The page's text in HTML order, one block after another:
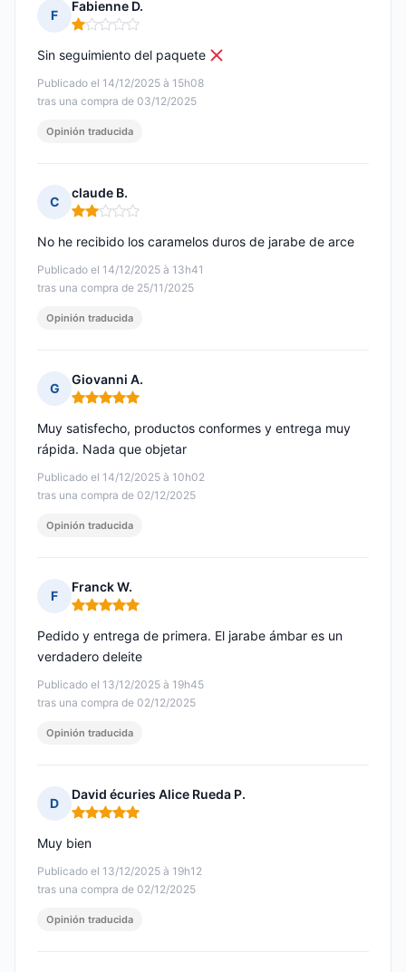
F
Fabienne D.
Nota: 1 de 5
Publicado el 14/12/2025 à 15h08
tras una compra de 03/12/2025
Sin seguimiento del paquete
Opinión traducida
C
claude B.
Nota: 2 de 5
Publicado el 14/12/2025 à 13h41
tras una compra de 25/11/2025
No he recibido los caramelos duros de jarabe de arce
Opinión traducida
G
Giovanni A.
Nota: 5 de 5
Publicado el 14/12/2025 à 10h02
tras una compra de 02/12/2025
Muy satisfecho, productos conformes y entrega muy
rápida. Nada que objetar
Opinión traducida
F
Franck W.
Nota: 5 de 5
Publicado el 13/12/2025 à 19h45
tras una compra de 02/12/2025
Pedido y entrega de primera. El jarabe ámbar es un
verdadero deleite
Opinión traducida
D
David écuries Alice Rueda P.
Nota: 5 de 5
Publicado el 13/12/2025 à 19h12
tras una compra de 02/12/2025
Muy bien
Opinión traducida